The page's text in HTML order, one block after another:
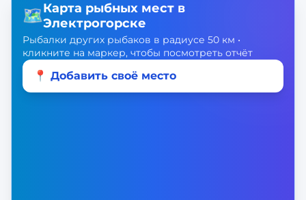
🗺️Карта рыбных мест в
Электрогорске
Рыбалки других рыбаков в радиусе 50 км •
кликните на маркер, чтобы посмотреть отчёт
📍 Добавить своё место